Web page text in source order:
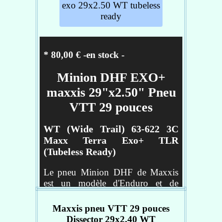
TB00112200
exo 29x2.50 WT tubeless
ready
* 80,00 € -en stock-
Minion DHF EXO+
maxxis 29"x2.50" Pneu
VTT 29 pouces
WT (Wide Trail) 63-622 3C
Maxx Terra Exo+ TLR
(Tubeless Ready)
Le pneu Minion DHF de Maxxis
est un modèle d'Enduro et de
Freeride idéal pour les terrains
meubles et boueux. Il est équipé de
pavés inclinés minimisant la
Maxxis pneu VTT 29 pouces
Dissector 29x2.40 WT